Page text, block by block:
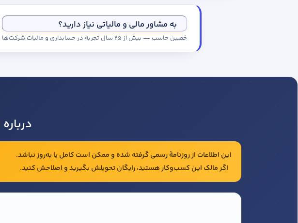
به مشاور مالی و مالیاتی نیاز دارید؟
حَصین حاسب — بیش از ۲۵ سال تجربه در حسابداری و مالیات شرکت‌ها
این اطلاعات از روزنامهٔ رسمی گرفته شده و ممکن است کامل یا به‌روز نباشد.
اگر مالک این کسب‌وکار هستید، رایگان تحویلش بگیرید و اصلاحش کنید.